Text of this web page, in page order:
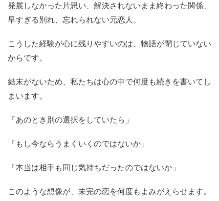
発展しなかった片思い、解決されないまま終わった関係、
早すぎる別れ、忘れられない元恋人。
こうした経験が心に残りやすいのは、物語が閉じていない
からです。
結末がないため、私たちは心の中で何度も続きを書いてし
まいます。
「あのとき別の選択をしていたら」
「もし今ならうまくいくのではないか」
「本当は相手も同じ気持ちだったのではないか」
このような想像が、未完の恋を何度もよみがえらせます。